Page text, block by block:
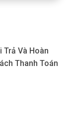
Trả Và Hoàn
Thanh Toán